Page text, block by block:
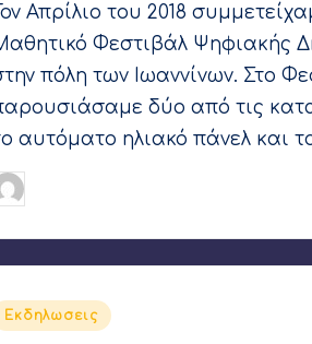
Απρίλιο του 2018
Φεστιβάλ Ψηφιακής
πόλη των Ιωαννίνων. Στο
δύο από τις
αυτόματο ηλιακό πάνελ και
Εκδηλωσεις